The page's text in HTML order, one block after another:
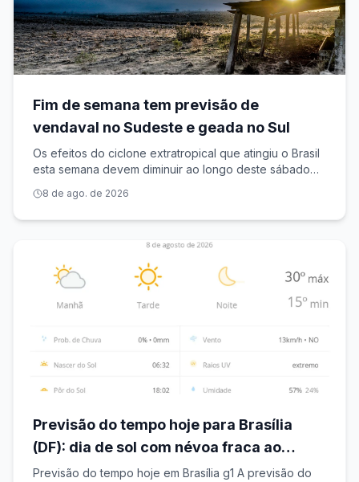
Fim de semana tem previsão de
vendaval no Sudeste e geada no Sul
Os efeitos do ciclone extratropical que atingiu o Brasil
esta semana devem diminuir ao longo deste sábado
uma massa de ar frio sobre o Sul, conforme previsão
do Instituto Nacional de Meteo
8 de ago. de 2026
Previsão do tempo hoje para Brasília
(DF): dia de sol com névoa fraca ao
amanhecer
Previsão do tempo hoje em Brasília g1 A previsão do